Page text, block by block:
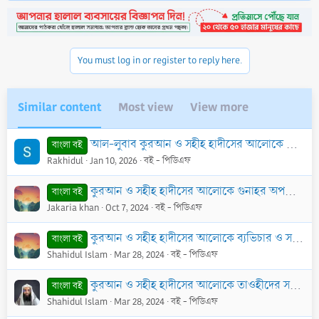
You must log in or register to reply here.
Similar content Most view View more
বাংলা বই আল-লুবাব কুরআন ও সহীহ হাদীসের আলোকে ফিকহ (মুখতাসার ফিকহুস সুন্নাহ) - PDF
Rakhidul Jan 10, 2026 বই - পিডিএফ
বাংলা বই কুরআন ও সহীহ হাদীসের আলোকে গুনাহর অপকারিতা ও চিকিৎসা - PDF
Jakaria khan Oct 7, 2024 বই - পিডিএফ
বাংলা বই কুরআন ও সহীহ হাদীসের আলোকে ব্যভিচার ও সমকাম - PDF
Shahidul Islam Mar 28, 2024 বই - পিডিএফ
বাংলা বই কুরআন ও সহীহ হাদীসের আলোকে তাওহীদের সরল ব্যাখ্যা - PDF
Shahidul Islam Mar 28, 2024 বই - পিডিএফ